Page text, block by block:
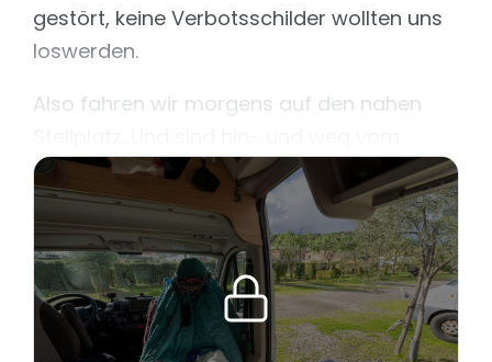
gestört, keine Verbotsschilder wollten uns
loswerden.
Also fahren wir morgens auf den nahen
Empfang. Hier ist an alles gedacht.